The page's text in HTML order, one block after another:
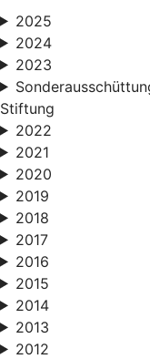
2025
2024
2023
Stiftung
2022
2021
2020
2019
2018
2017
2016
2015
2014
2013
2012